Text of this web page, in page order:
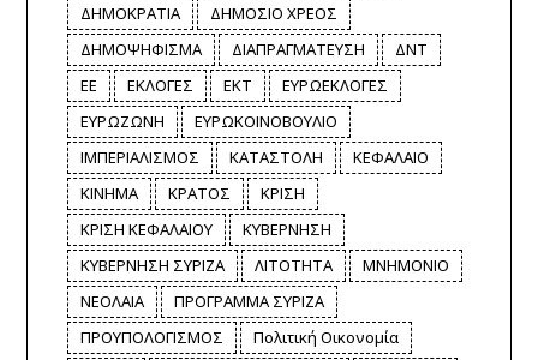
ΔΗΜΟΚΡΑΤΙΑ
ΔΗΜΟΣΙΟ ΧΡΕΟΣ
ΔΗΜΟΨΗΦΙΣΜΑ
ΔΙΑΠΡΑΓΜΑΤΕΥΣΗ
ΔΝΤ
ΕΕ
ΕΚΛΟΓΕΣ ΕΚΤ
ΕΥΡΩΕΚΛΟΓΕΣ
ΕΥΡΩΖΩΝΗ
ΕΥΡΩΚΟΙΝΟΒΟΥΛΙΟ
ΙΜΠΕΡΙΑΛΙΣΜΟΣ
ΚΑΤΑΣΤΟΛΗ
ΚΕΦΑΛΑΙΟ
ΚΙΝΗΜΑ
ΚΡΑΤΟΣ
ΚΡΙΣΗ
ΚΡΙΣΗ ΚΕΦΑΛΑΙΟΥ
ΚΥΒΕΡΝΗΣΗ
ΚΥΒΕΡΝΗΣΗ ΣΥΡΙΖΑ
ΛΙΤΟΤΗΤΑ
ΜΝΗΜΟΝΙΟ
ΝΕΟΛΑΙΑ
ΠΡΟΓΡΑΜΜΑ ΣΥΡΙΖΑ
ΠΡΟΥΠΟΛΟΓΙΣΜΟΣ
Πολιτική Οικονομία